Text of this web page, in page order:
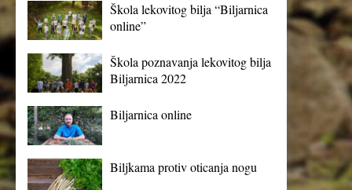
Škola lekovitog bilja “Biljarnica
online”
Škola poznavanja lekovitog bilja
Biljarnica 2022
Biljarnica online
Biljkama protiv oticanja nogu